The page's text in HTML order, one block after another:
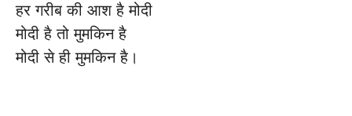
हर गरीब की आश है मोदी
मोदी है तो मुमकिन है
मोदी से ही मुमकिन है।